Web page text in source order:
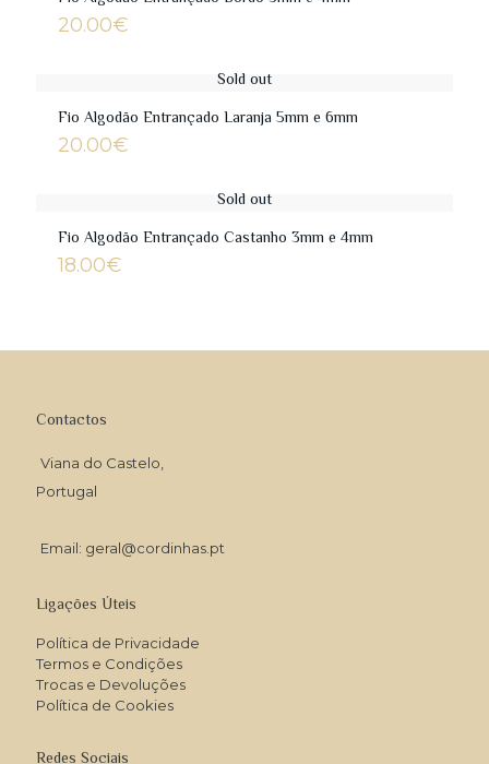
20.00€
Sold out
Fio Algodão Entrançado Laranja 5mm e 6mm
20.00€
Sold out
Fio Algodão Entrançado Castanho 3mm e 4mm
18.00€
Contactos
Viana do Castelo,
Portugal
Email: geral@cordinhas.pt
Ligações Úteis
Política de Privacidade
Termos e Condições
Trocas e Devoluções
Política de Cookies